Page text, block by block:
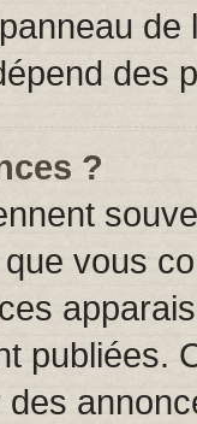
de
des
?
vous
publiées.